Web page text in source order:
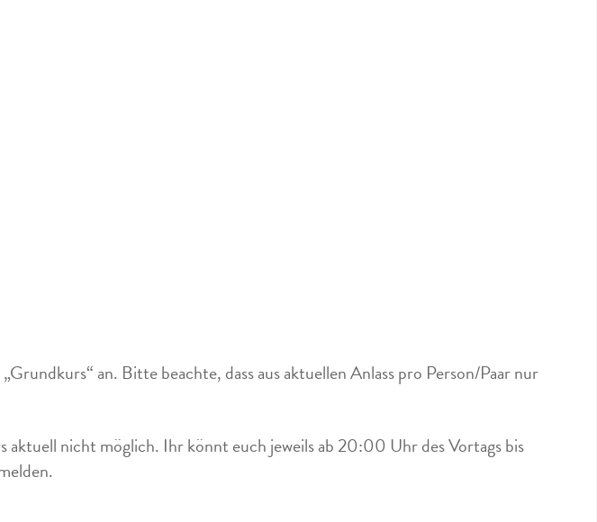
an. Bitte beachte, dass aus aktuellen Anlass pro Person/Paar nur
aktuell nicht möglich. Ihr könnt euch jeweils ab 20:00 Uhr des Vortags bis